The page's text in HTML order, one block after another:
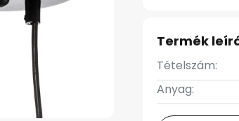
Termék
Tételszám:
Anyag: